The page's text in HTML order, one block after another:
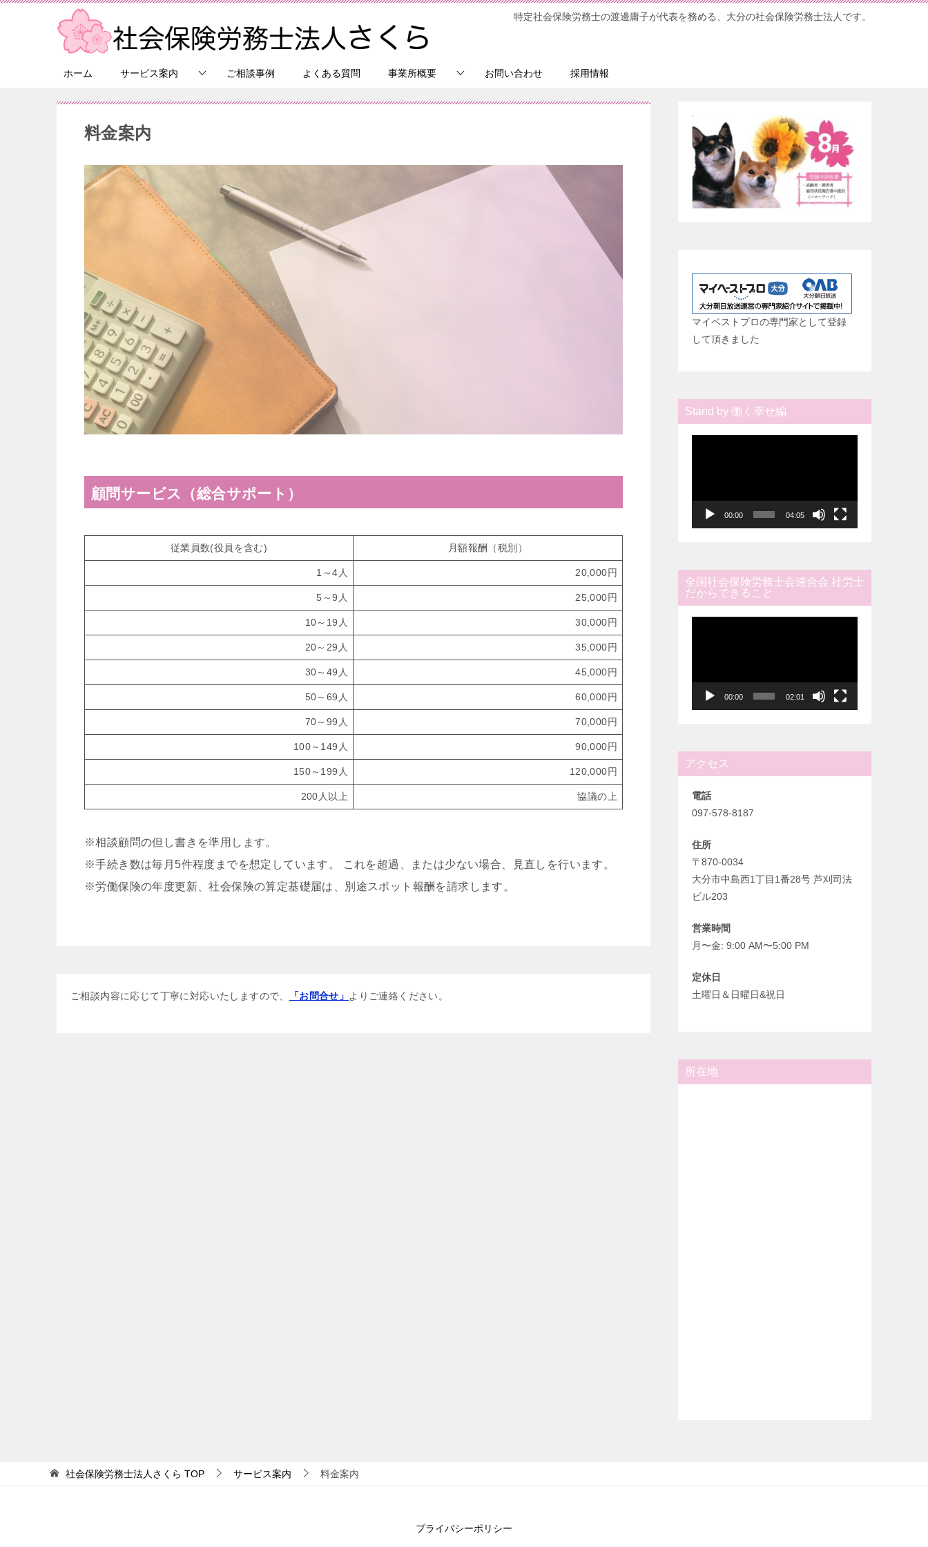
特定社会保険労務士の渡邊庸子が代表を務める、大分の社会保険労務士法人です。
ホーム サービス案内 ご相談事例 よくある質問 事業所概要 お問い合わせ 採用情報
料金案内
顧問サービス（総合サポート）
従業員数(役員を含む) 月額報酬（税別）
1～4人 20,000円
5～9人 25,000円
10～19人 30,000円
20～29人 35,000円
30～49人 45,000円
50～69人 60,000円
70～99人 70,000円
100～149人 90,000円
150～199人 120,000円
200人以上 協議の上
※相談顧問の但し書きを準用します。
※手続き数は毎月5件程度までを想定しています。 これを超過、または少ない場合、見直しを行います。
※労働保険の年度更新、社会保険の算定基礎届は、別途スポット報酬を請求します。
ご相談内容に応じて丁寧に対応いたしますので、 「お問合せ」 よりご連絡ください。
マイベストプロの専門家として登録
して頂きました
Stand by 働く幸せ編
ヤ
00:00 04:05
全国社会保険労務士会連合会 社労士
だからできること
ヤ
00:00 02:01
アクセス
電話
097-578-8187
住所
〒870-0034
大分市中島西1丁目1番28号 芦刈司法
ビル203
営業時間
月〜金: 9:00 AM〜5:00 PM
定休日
土曜日＆日曜日&祝日
所在地
社会保険労務士法人さくら TOP サービス案内 料金案内
プライバシーポリシー